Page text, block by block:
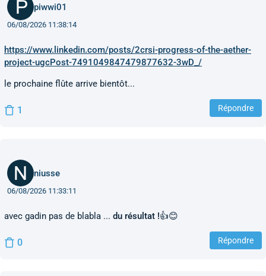
piwwi01
06/08/2026 11:38:14
https://www.linkedin.com/posts/2crsi-progress-of-the-aether-
project-ugcPost-7491049847479877632-3wD_/
le prochaine flûte arrive bientôt...
1 Répondre
niusse
06/08/2026 11:33:11
avec gadin pas de blabla ... du résultat !👍😊
0 Répondre